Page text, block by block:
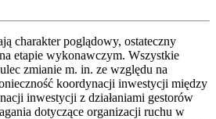
charakter poglądowy, ostateczny
etapie wykonawczym. Wszystkie
zmianie m. in. ze względu na
koordynacji inwestycji między
inwestycji z działaniami gestorów
dotyczące organizacji ruchu w